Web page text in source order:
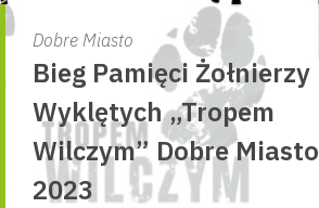
Dobre Miasto
Bieg Pamięci Żołnierzy
Wyklętych „Tropem
Wilczym” Dobre Miasto
2023